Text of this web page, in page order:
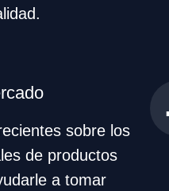
sobre los
de productos
a tomar